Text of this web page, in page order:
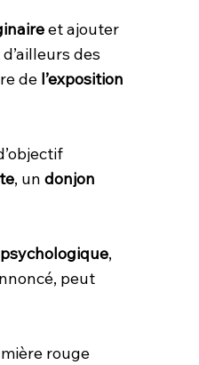
et ajouter
des
de l’exposition
, un donjon
,
peut
rouge